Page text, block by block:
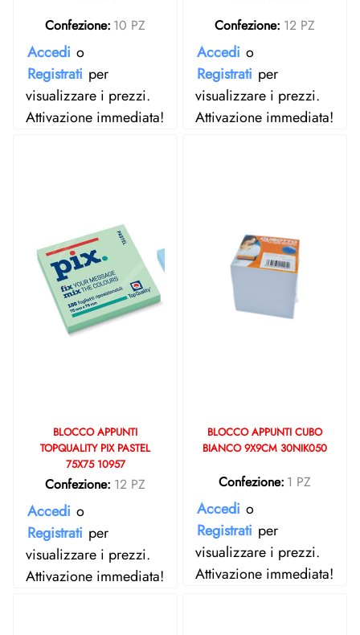
Confezione: 10 PZ
Accedi o
Registrati per
visualizzare i prezzi.
Attivazione immediata!
Confezione: 12 PZ
Accedi o
Registrati per
visualizzare i prezzi.
Attivazione immediata!
BLOCCO APPUNTI
TOPQUALITY PIX PASTEL
75X75 10957
Confezione: 12 PZ
Accedi o
Registrati per
visualizzare i prezzi.
Attivazione immediata!
BLOCCO APPUNTI CUBO
BIANCO 9X9CM 30NIK050
Confezione: 1 PZ
Accedi o
Registrati per
visualizzare i prezzi.
Attivazione immediata!